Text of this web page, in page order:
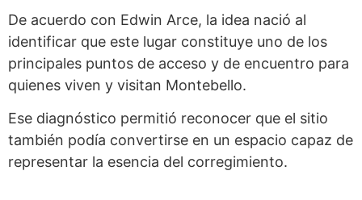
De acuerdo con Edwin Arce, la idea nació al
identificar que este lugar constituye uno de los
principales puntos de acceso y de encuentro para
quienes viven y visitan Montebello.
Ese diagnóstico permitió reconocer que el sitio
también podía convertirse en un espacio capaz de
representar la esencia del corregimiento.